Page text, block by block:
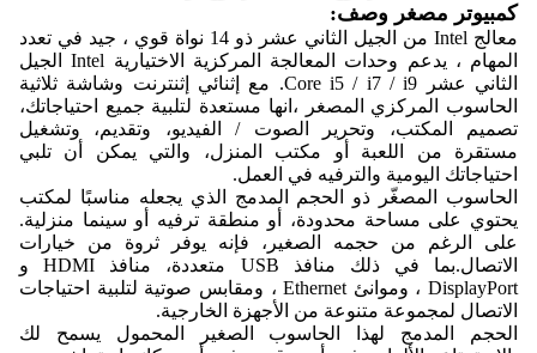
كمبيوتر مصغر وصف:
معالج Intel من الجيل الثاني عشر ذو 14 نواة قوي ، جيد في تعدد
المهام ، يدعم وحدات المعالجة المركزية الاختيارية Intel الجيل
الثاني عشر Core i5 / i7 / i9. مع إثنائي إثنترنت وشاشة ثلاثية
الحاسوب المركزي المصغر ،انها مستعدة لتلبية جميع احتياجاتك،
تصميم المكتب، وتحرير الصوت / الفيديو، وتقديم، وتشغيل
مستقرة من اللعبة أو مكتب المنزل، والتي يمكن أن تلبي
احتياجاتك اليومية والترفيه في العمل.
الحاسوب المصغّر ذو الحجم المدمج الذي يجعله مناسبًا لمكتب
يحتوي على مساحة محدودة، أو منطقة ترفيه أو سينما منزلية.
على الرغم من حجمه الصغير، فإنه يوفر ثروة من خيارات
الاتصال.بما في ذلك منافذ USB متعددة، منافذ HDMI و
DisplayPort ، وموانئ Ethernet ، ومقابس صوتية لتلبية احتياجات
الاتصال لمجموعة متنوعة من الأجهزة الخارجية.
الحجم المدمج لهذا الحاسوب الصغير المحمول يسمح لك